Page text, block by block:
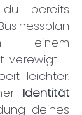
bereits
einem
verewigt –
leichter.